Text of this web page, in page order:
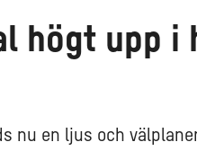
högt upp i
nu en ljus och